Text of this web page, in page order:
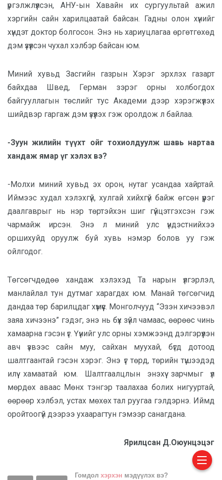
үргэлжлүүлсэн, АНУ-ын Хавайн их сургуультай ажил
хэргийн сайн харилцаатай байсан. Гадны олон хүнийг
хүндэт доктор болгосон. Энэ нь хариуцлагаа өргөтгөхөд
дэм үзүүлсэн чухал хэлбэр байсан юм.
Миний хувьд Засгийн газрын Хэрэг эрхлэх газарт
байхдаа Швед, Герман зэрэг орны холбогдох
байгууллагын төслийг тус Академи дээр хэрэгжүүлэх
шийдвэр гаргаж дэм үзүүлэх гэж оролдож л байлаа.
-Зуун жилийн түүхт ойг тохиолдуулж шавь нартаа
хандаж ямар үг хэлэх вэ?
-Молхи миний хувьд эх орон, нутаг усандаа хайртай.
Иймээс худал хэлэхгүй, хулгай хийхгүй байж өгсөн үүрэг
даалгаврыг нь нэр төртэйхэн шиг гүйцэтгэхсэн гэж
чармайж ирсэн. Энэ л миний улс үндэстнийхээ
оршихуйд оруулж буй хувь нэмэр болов уу гэж
ойлгодог.
Төгсөгчдөдөө хандаж хэлэхэд Та нарын үлгэрлэл,
манлайлал тун дутмаг харагдах юм. Манай төгсөгчид
дандаа төр барилцдаг хүмүүс. Монголчууд “Эзэн хичээвэл
заяа хичээнэ” гэдэг, энэ нь бүх зүйл чамаас, өөрөөс чинь
хамаарна гэсэн үг. Үүнийг улс орны хэмжээнд дэлгэрүүлэн
авч үзвээс сайн муу, сайхан муухай, бүгд дотоод
шалтгаантай гэсэн хэрэг. Энэ үг төрд, төрийн түшээдэд
илүү хамаатай юм. Шалтгаалцлын энэхүү зарчмыг үл
мөрдөх аваас Мөнх тэнгэр таалахаа болих нигууртай,
өөрөөр хэлбэл, устах мөхөх тал руугаа гэлдэрнэ. Иймд
оройтоогүй дээрээ ухаарагтун гэмээр санагдана.
Ярилцсан Д.Оюунцэцэг
Гомдол хэрхэн мэдүүлэх вэ?